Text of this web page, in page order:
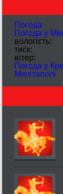
Погода
Погода у
вологість:
тиск:
вітер:
Погода у
Мелітополі